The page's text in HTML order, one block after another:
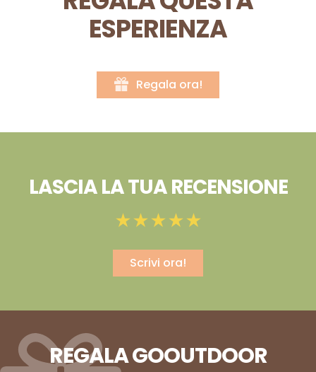
ESPERIENZA
Regala ora!
LASCIA LA TUA RECENSIONE
Scrivi ora!
REGALA GOOUTDOOR